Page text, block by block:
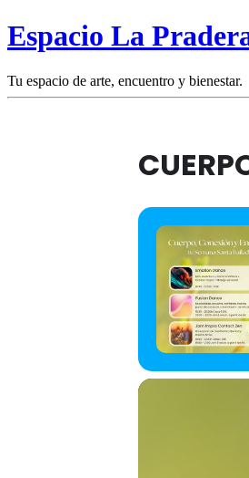
Espacio La
Tu espacio de arte, encuentro y bienestar.